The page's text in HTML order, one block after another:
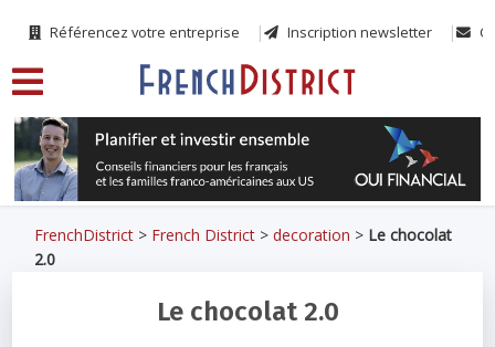
Référencez votre entreprise Inscription newsletter
FrenchDistrict > French District >decoration > Le chocolat
2.0
Le chocolat 2.0